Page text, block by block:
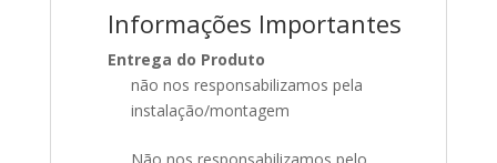
Informações Importantes
Entrega do Produto
não nos responsabilizamos pela
instalação/montagem